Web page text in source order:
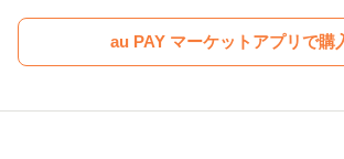
au PAY マーケットアプリで購